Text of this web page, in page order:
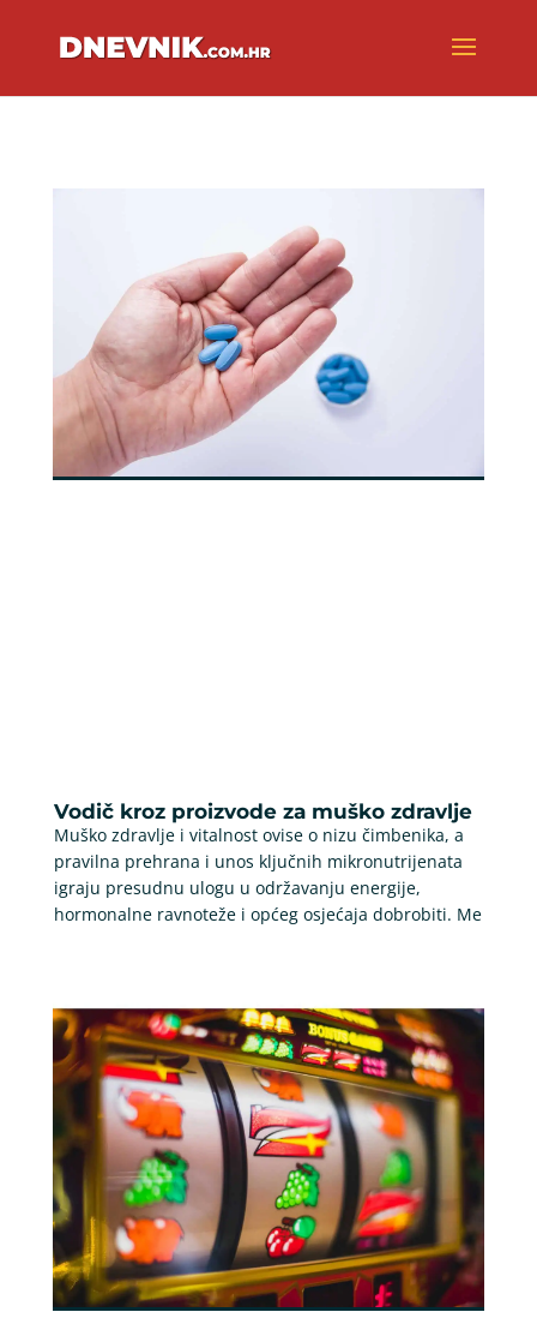
Vodič kroz proizvode za muško zdravlje
Muško zdravlje i vitalnost ovise o nizu čimbenika, a
pravilna prehrana i unos ključnih mikronutrijenata
igraju presudnu ulogu u održavanju energije,
hormonalne ravnoteže i općeg osjećaja dobrobiti. Me